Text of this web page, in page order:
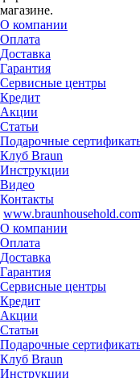
магазине.
О компании
Оплата
Доставка
Гарантия
Сервисные центры
Кредит
Акции
Статьи
Подарочные
Клуб Braun
Инструкции
Видео
Контакты
www.braunhousehold.com
О компании
Оплата
Доставка
Гарантия
Сервисные центры
Кредит
Акции
Статьи
Подарочные
Клуб Braun
Инструкции